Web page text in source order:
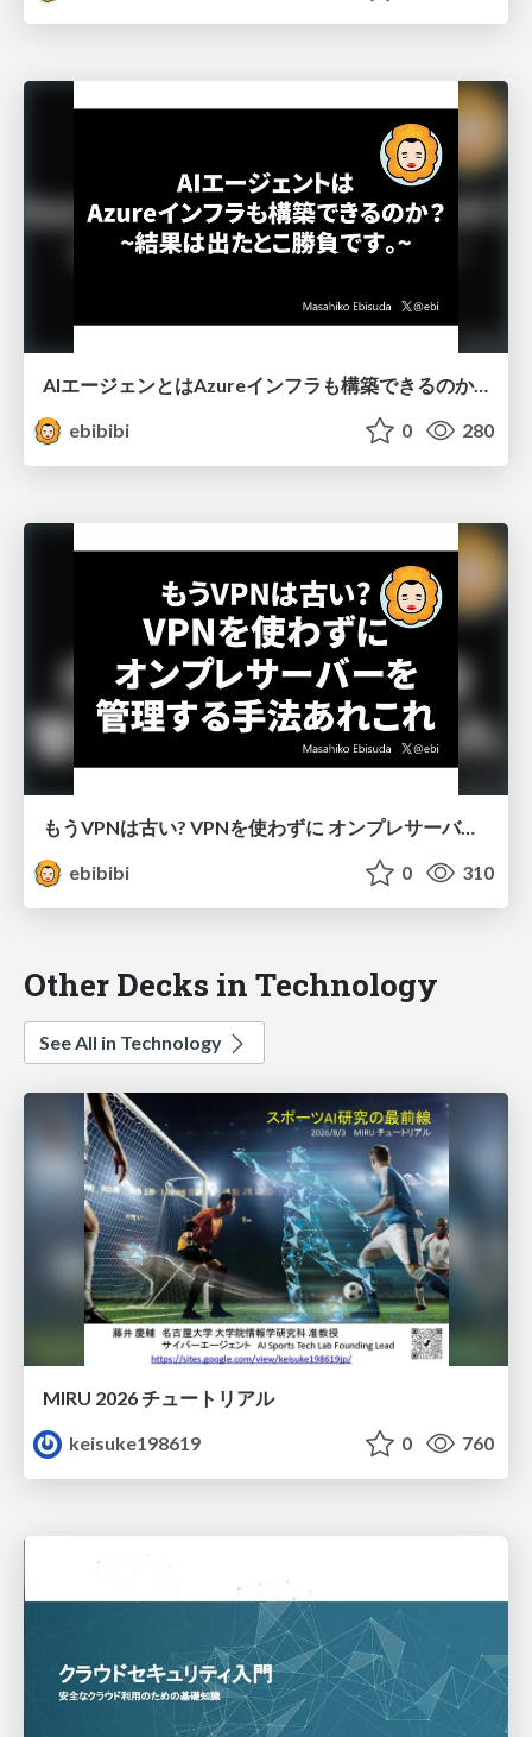
AIエージェンとはAzureインフラも構築できるのか？
ebibibi
0 280
もうVPNは古い? VPNを使わずに オンプレサーバーを 管理する手法あれこれ
ebibibi
0 310
Other Decks in Technology
See All in Technology
MIRU 2026 チュートリアル
keisuke198619
0 760